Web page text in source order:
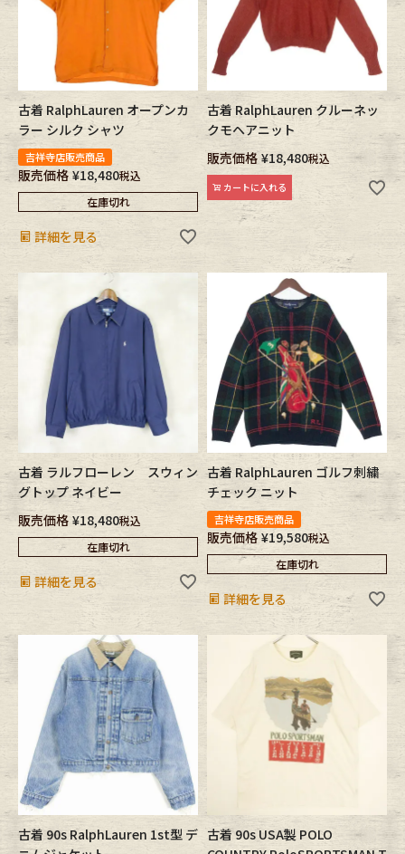
古着 RalphLauren オープンカ
ラー シルク シャツ
吉祥寺店販売商品
販売価格 ¥18,480税込
在庫切れ
詳細を見る
古着 RalphLauren クルーネッ
クモヘアニット
販売価格 ¥18,480税込
カートに入れる
古着 ラルフローレン スウィン
グトップ ネイビー
販売価格 ¥18,480税込
在庫切れ
詳細を見る
古着 RalphLauren ゴルフ刺繍
チェック ニット
吉祥寺店販売商品
販売価格 ¥19,580税込
在庫切れ
詳細を見る
古着 90s RalphLauren 1st型 デ 古着 90s USA製 POLO